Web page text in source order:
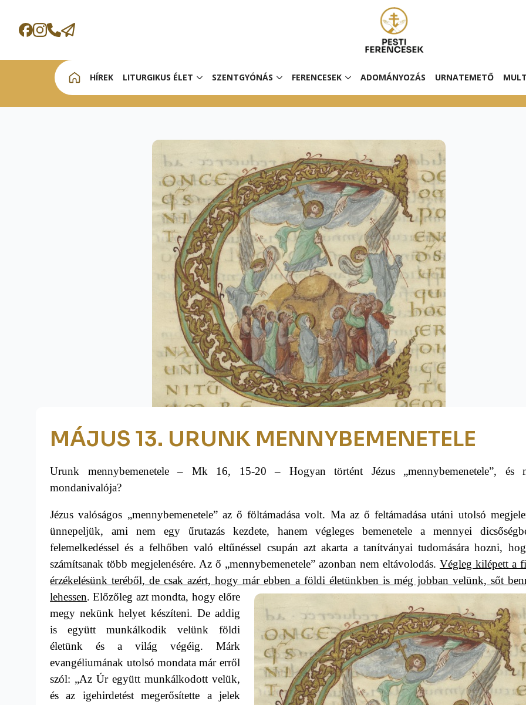
HÍREK LITURGIKUS ÉLET SZENTGYÓNÁS FERENCESEK ADOMÁNYOZÁS URNATEMETŐ
MÁJUS 13. URUNK MENNYBEMENETELE
Urunk mennybemenetele – Mk 16, 15-20 – Hogyan történt Jézus „mennybemenetele”, és
mondanivalója?
Jézus valóságos „mennybemenetele” az ő föltámadása volt. Ma az ő feltámadása utáni utolsó
ünnepeljük, ami nem egy űrutazás kezdete, hanem végleges bemenetele a mennyei
felemelkedéssel és a felhőben való eltűnéssel csupán azt akarta a tanítványai tudomására hozni,
számítsanak több megjelenésére. Az ő „mennybemenetele” azonban nem eltávolodás. Végleg kilépett a
érzékelésünk teréből, de csak azért, hogy már ebben a földi életünkben is még jobban velünk, sőt
lehessen.Előzőleg azt mondta, hogy előre
megy nekünk helyet készíteni. De addig
isegyütt munkálkodik velünk földi
életünk és a világ végéig. Márk
evangéliumának utolsó mondata már erről
szól: „Az Úr együtt munkálkodott velük,
és az igehirdetést megerősítette a jelek